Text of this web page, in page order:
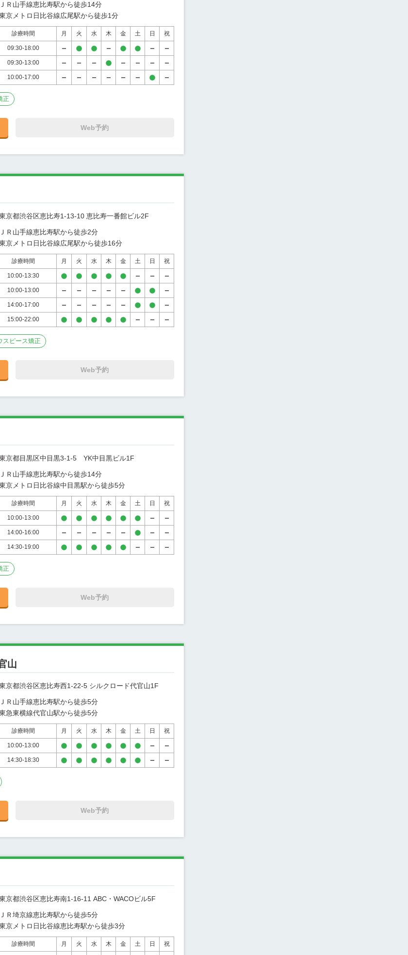
ＪＲ山手線恵比寿駅から徒歩14分
京メトロ日比谷線広尾駅から徒歩1分
診療時間 月 火 水 木 金 土 日 祝
09:30-18:00
09:30-13:00
10:00-17:00
正
Web予約
京都渋谷区恵比寿1-13-10 恵比寿一番館ビル2F
ＪＲ山手線恵比寿駅から徒歩2分
京メトロ日比谷線広尾駅から徒歩16分
診療時間 月 火 水 木 金 土 日 祝
10:00-13:30
10:00-13:00
14:00-17:00
15:00-22:00
スピース矯正
Web予約
京都目黒区中目黒3-1-5　YK中目黒ビル1F
ＪＲ山手線恵比寿駅から徒歩14分
京メトロ日比谷線中目黒駅から徒歩5分
診療時間 月 火 水 木 金 土 日 祝
10:00-13:00
14:00-16:00
14:30-19:00
正
Web予約
山
京都渋谷区恵比寿西1-22-5 シルクロード代官山1F
ＪＲ山手線恵比寿駅から徒歩5分
急東横線代官山駅から徒歩5分
診療時間 月 火 水 木 金 土 日 祝
10:00-13:00
14:30-18:30
Web予約
京都渋谷区恵比寿南1-16-11 ABC・WACOビル5F
ＪＲ埼京線恵比寿駅から徒歩5分
京メトロ日比谷線恵比寿駅から徒歩3分
診療時間 月 火 水 木 金 土 日 祝